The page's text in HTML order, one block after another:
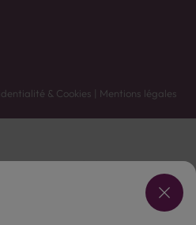
& Cookies | Mentions légales
votre caviste pour plus de renseignements.
LA SANTÉ, À CONSOMMER AVEC MODÉRATION.